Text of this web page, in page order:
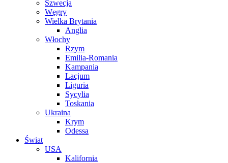
Szwecja
Węgry
Wielka Brytania
Anglia
Włochy
Rzym
Emilia-Romania
Kampania
Lacjum
Liguria
Sycylia
Toskania
Ukraina
Krym
Odessa
Świat
USA
Kalifornia